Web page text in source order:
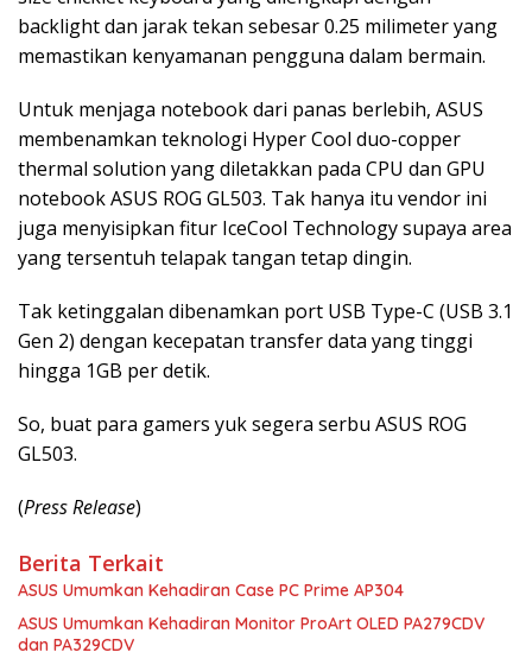
backlight dan jarak tekan sebesar 0.25 milimeter yang
memastikan kenyamanan pengguna dalam bermain.
Untuk menjaga notebook dari panas berlebih, ASUS
membenamkan teknologi Hyper Cool duo-copper
thermal solution yang diletakkan pada CPU dan GPU
notebook ASUS ROG GL503. Tak hanya itu vendor ini
juga menyisipkan fitur IceCool Technology supaya area
yang tersentuh telapak tangan tetap dingin.
Tak ketinggalan dibenamkan port USB Type-C (USB 3.1
Gen 2) dengan kecepatan transfer data yang tinggi
hingga 1GB per detik.
So, buat para gamers yuk segera serbu ASUS ROG
GL503.
(Press Release)
Berita Terkait
ASUS Umumkan Kehadiran Case PC Prime AP304
ASUS Umumkan Kehadiran Monitor ProArt OLED PA279CDV
dan PA329CDV